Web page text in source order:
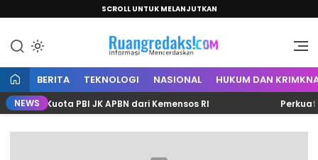
SCROLL UNTUK MELANJUTKAN
Ruang Redaksi
Informasi Mencerdaskan
BERITA TEKNOLOGI NASIONAL HUKUM DAN
NEWS
Kuota PBI JK APBN dari Kemensos RI Perkuat